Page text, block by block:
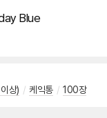
Blue
상) / 케익통 / 100장